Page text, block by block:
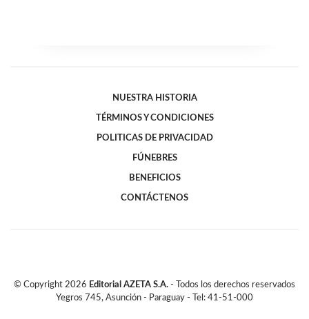
NUESTRA HISTORIA
TÉRMINOS Y CONDICIONES
POLITICAS DE PRIVACIDAD
FÚNEBRES
BENEFICIOS
CONTÁCTENOS
© Copyright 2026 Editorial AZETA S.A. - Todos los derechos reservados
Yegros 745, Asunción - Paraguay - Tel: 41-51-000